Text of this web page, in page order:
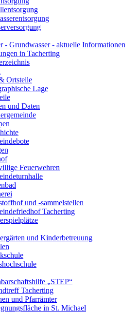
- Grundwasser - aktuelle Informationen
in Tacherting
Ortsteile
Lage
und Daten
Feuerwehren
und -sammelstellen
Tacherting
und Kinderbetreuung
„STEP“
Tacherting
und Pfarrämter
in St. Michael